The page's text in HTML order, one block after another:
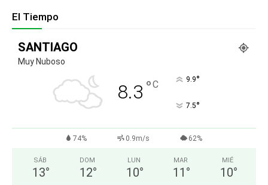
El Tiempo
SANTIAGO
Muy Nuboso
8.3 °C 9.9°
7.5°
74% 0.9m/s 62%
SÁB
13°
DOM
12°
LUN
10°
MAR
11 °
MIÉ
10°